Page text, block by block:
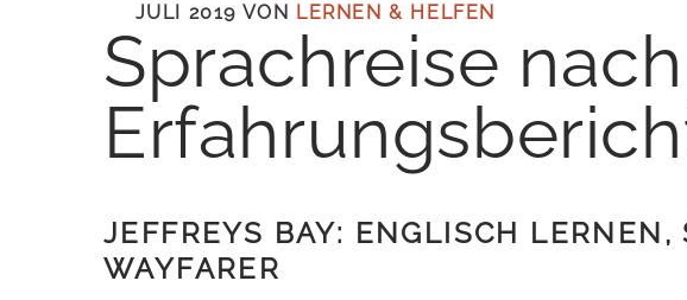
JULI 2019 VON LERNEN & HELFEN
Sprachreise
JEFFREYS BAY: ENGLISCH LERNEN,
AYFARER